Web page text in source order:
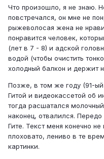
Что произошло, я не знаю.
повстречался, он мне не
рыжеволосая жена не
понравится человек,
(лет в 7 - 8) и адской
водой (чтобы очистить
холодный балкон и держит
Позже, в том же году (91-
Гитой и видеокассетой об
тогда расшатался
наконец, отвалился.
Гите. Текст меня конечно
плоховато, лениво в те
картинки.